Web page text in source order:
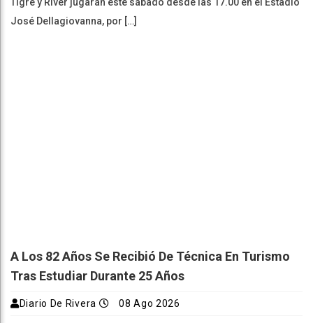
Tigre y River jugarán este sábado desde las 17.00 en el Estadio
José Dellagiovanna, por […]
A Los 82 Años Se Recibió De Técnica En Turismo
Tras Estudiar Durante 25 Años
Diario De Rivera 08 Ago 2026